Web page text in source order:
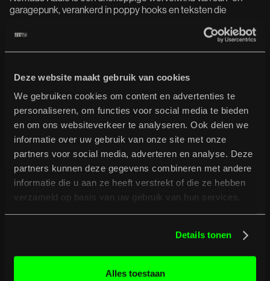
Deze website maakt gebruik van cookies
We gebruiken cookies om content en advertenties te
personaliseren, om functies voor social media te bieden
en om ons websiteverkeer te analyseren. Ook delen we
informatie over uw gebruik van onze site met onze
partners voor social media, adverteren en analyse. Deze
partners kunnen deze gegevens combineren met andere
informatie die u aan ze heeft verstrekt of die ze hebben
verzameld op basis van uw gebruik van hun services.
Details tonen
Alles toestaan
garagepunk, verankerd in poppy hooks en teksten die
absurditeiten. Denk aan de ruige, melodieuze songs van Ty